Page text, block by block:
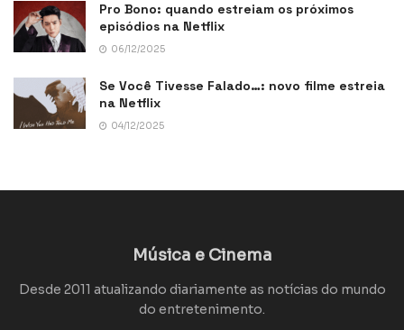
Pro Bono: quando estreiam os próximos
episódios na Netflix
06/12/2025
Se Você Tivesse Falado…: novo filme estreia
na Netflix
04/12/2025
Música e Cinema
Desde 2011 atualizando diariamente as notícias do mundo
do entretenimento.